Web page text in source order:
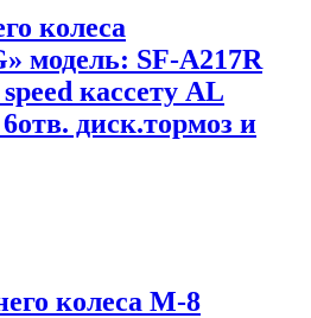
колеса
модель: SF-A217R
кассету AL
диск.тормоз и
колеса М-8